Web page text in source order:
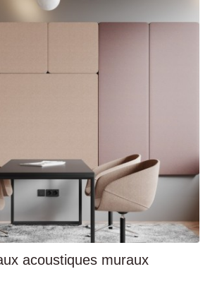
acoustiques muraux